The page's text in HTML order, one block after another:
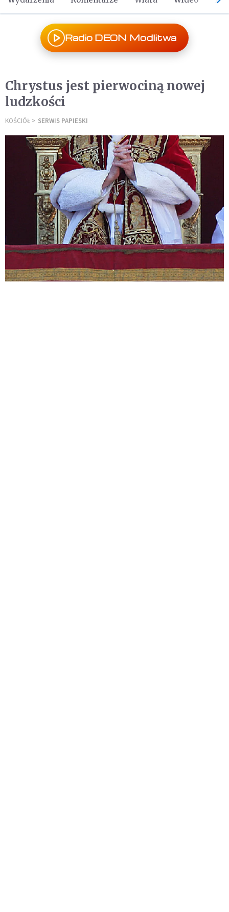
Radio DEON Modlitwa
Chrystus jest pierwociną nowej
ludzkości
KOŚCIÓŁ SERWIS PAPIESKI